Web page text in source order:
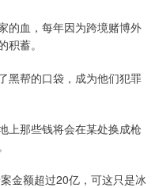
的血，每年因为跨境赌博外
蓄。
黑帮的口袋，成为他们犯罪
上那些钱将会在某处换成枪
金额超过20亿，可这只是冰